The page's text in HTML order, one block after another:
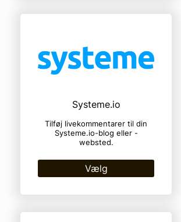
Systeme.io
Tilføj livekommentarer til din
Systeme.io-blog eller -
websted.
Vælg